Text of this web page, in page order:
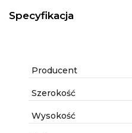
Specyfikacja
Producent
Szerokość
Wysokość